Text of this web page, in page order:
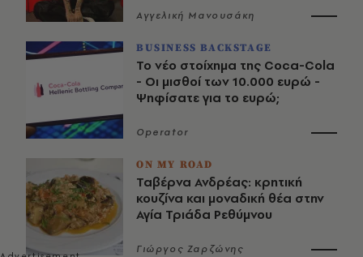
Αγγελική Μανουσάκη
BUSINESS BACKSTAGE
Το νέο στοίχημα της Coca-Cola
- Οι μισθοί των 10.000 ευρώ -
Ψηφίσατε για το ευρώ;
Operator
ON MY ROAD
Ταβέρνα Ανδρέας: κρητική
κουζίνα και μοναδική θέα στην
Αγία Τριάδα Ρεθύμνου
Γιώργος Ζαρζώνης